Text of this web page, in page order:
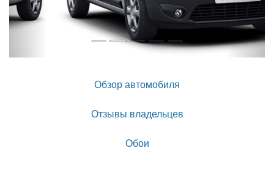
Обзор автомобиля
Отзывы владельцев
Обои